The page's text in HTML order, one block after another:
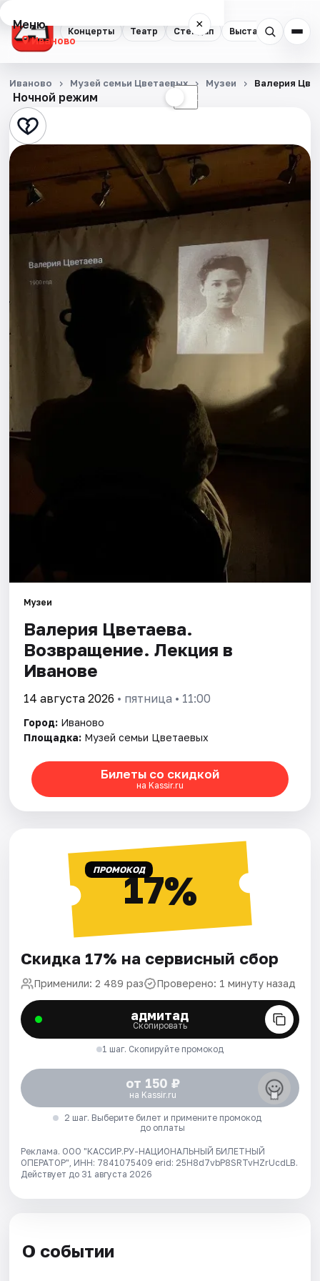
Концерты Театр Стендап Выставки Спорт
Меню ×
Иваново
Концерты
Театр
Стендап
Выставки
Спорт
События
Площадки
Ночной режим ☾
Иваново Музей семьи Цветаевых Музеи Валерия
Музеи
Валерия Цветаева.
Возвращение. Лекция в
Иванове
14 августа 2026 • пятница • 11:00
Город: Иваново
Площадка: Музей семьи Цветаевых
Билеты со скидкой
на Kassir.ru
ПРОМОКОД17%
Скидка 17% на сервисный сбор
Применили: 2 489 раз Проверено: 1 минуту назад
адмитад
Скопировать
1 шаг. Скопируйте промокод
от 150 ₽
на Kassir.ru
2 шаг. Выберите билет и примените промокод
до оплаты
Реклама. ООО "КАССИР.РУ-НАЦИОНАЛЬНЫЙ БИЛЕТНЫЙ
ОПЕРАТОР", ИНН: 7841075409 erid: 25H8d7vbP8SRTvHZrUcdLB.
Действует до 31 августа 2026
О событии